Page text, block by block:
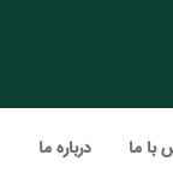
با ما درباره ما